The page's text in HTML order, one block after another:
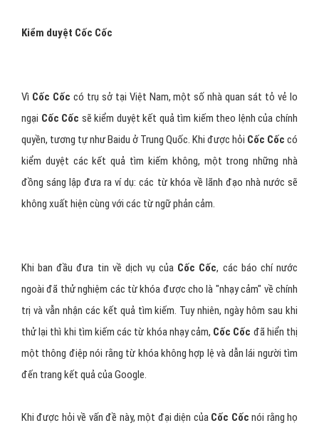
Kiểm duyệt Cốc Cốc
Vì Cốc Cốc có trụ sở tại Việt Nam, một số nhà quan sát tỏ vẻ lo
ngại Cốc Cốc sẽ kiểm duyệt kết quả tìm kiếm theo lệnh của chính
quyền, tương tự như Baidu ở Trung Quốc. Khi được hỏi Cốc Cốc có
kiểm duyệt các kết quả tìm kiếm không, một trong những nhà
đồng sáng lập đưa ra ví dụ: các từ khóa về lãnh đạo nhà nước sẽ
không xuất hiện cùng với các từ ngữ phản cảm.
Khi ban đầu đưa tin về dịch vụ của Cốc Cốc, các báo chí nước
ngoài đã thử nghiệm các từ khóa được cho là "nhạy cảm" về chính
trị và vẫn nhận các kết quả tìm kiếm. Tuy nhiên, ngày hôm sau khi
thử lại thì khi tìm kiếm các từ khóa nhạy cảm, Cốc Cốc đã hiển thị
một thông điệp nói rằng từ khóa không hợp lệ và dẫn lái người tìm
đến trang kết quả của Google.
Khi được hỏi về vấn đề này, một đại diện của Cốc Cốc nói rằng họ